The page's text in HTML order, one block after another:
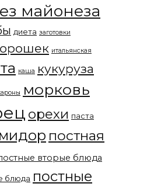
майонеза
диета заготовки
итальянская
каша кукуруза
морковь
орехи паста
постная
вторые блюда
блюда постные